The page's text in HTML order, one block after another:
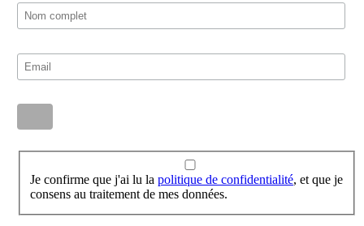
Je confirme que j'ai lu la politique de confidentialité, et que je
consens au traitement de mes données.